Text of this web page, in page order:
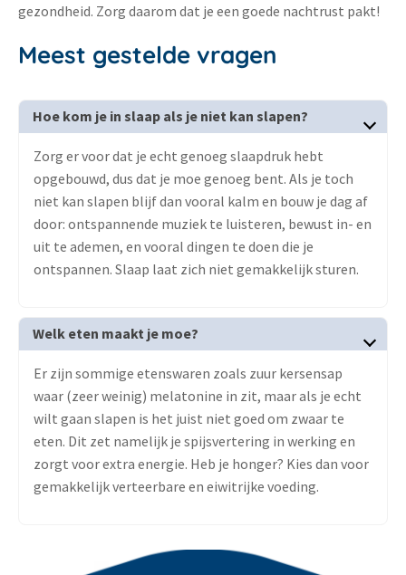
gezondheid. Zorg daarom dat je een goede nachtrust pakt!
Meest gestelde vragen
Hoe kom je in slaap als je niet kan slapen?
Zorg er voor dat je echt genoeg slaapdruk hebt
opgebouwd, dus dat je moe genoeg bent. Als je toch
niet kan slapen blijf dan vooral kalm en bouw je dag af
door: ontspannende muziek te luisteren, bewust in- en
uit te ademen, en vooral dingen te doen die je
ontspannen. Slaap laat zich niet gemakkelijk sturen.
Welk eten maakt je moe?
Er zijn sommige etenswaren zoals zuur kersensap
waar (zeer weinig) melatonine in zit, maar als je echt
wilt gaan slapen is het juist niet goed om zwaar te
eten. Dit zet namelijk je spijsvertering in werking en
zorgt voor extra energie. Heb je honger? Kies dan voor
gemakkelijk verteerbare en eiwitrijke voeding.